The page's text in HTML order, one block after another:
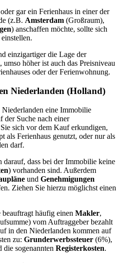
gar ein Ferienhaus in einer der
(z.B. Amsterdam (Großraum),
) anschaffen möchte, sollte sich
einzigartiger die Lage der
höher ist auch das Preisniveau
oder der Ferienwohnung.
Niederlanden (Holland)
Niederlanden eine Immobilie
der Suche nach einer
sich vor dem Kauf erkundigen,
als Ferienhaus genutzt, oder nur als
darf.
dass bei der Immobilie keine
) vorhanden sind. Außerdem
und Genehmigungen
Ziehen Sie hierzu möglichst einen
häufig einen Makler,
vom Auftraggeber bezahlt
in den Niederlanden kommen auf
zu: Grunderwerbssteuer (6%),
die sogenannten Registerkosten.